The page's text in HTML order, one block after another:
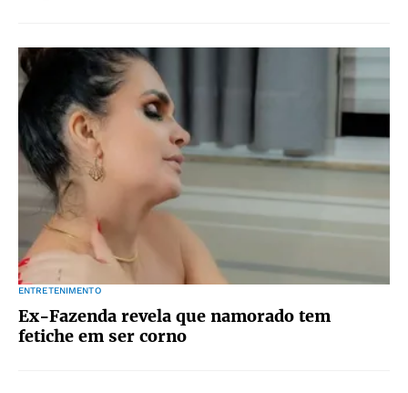
ENTRETENIMENTO
Ex-Fazenda revela que namorado tem
fetiche em ser corno